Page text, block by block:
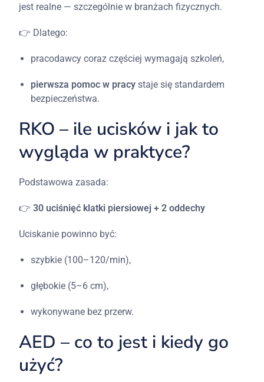
jest realne —szczególniew branżachfizycznych.
👉 Dlatego:
pracodawcycorazczęściejwymagająszkoleń,
pierwsza pomocw pracy stajesięstandardem
bezpieczeństwa.
RKO – ile ucisków i jakto
wyglądaw praktyce?
Podstawowazasada:
👉30 uciśnięć klatki piersiowej + 2oddechy
Uciskanie powinno być:
szybkie (100–120/min),
głębokie (5–6cm),
wykonywane bez przerw.
AED – coto jest i kiedy go
użyć?